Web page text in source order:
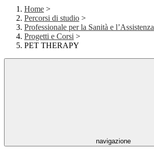
Home >
Percorsi di studio >
Professionale per la Sanità e
Progetti e Corsi >
PET THERAPY
navigazione